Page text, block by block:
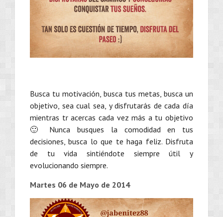
Busca tu motivación, busca tus metas, busca un
objetivo, sea cual sea, y disfrutarás de cada día
mientras tr acercas cada vez más a tu objetivo
🙂 Nunca busques la comodidad en tus
decisiones, busca lo que te haga feliz. Disfruta
de tu vida sintiéndote siempre útil y
evolucionando siempre.
Martes 06 de Mayo de 2014